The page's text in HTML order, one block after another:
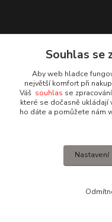
Irena Dvořáková
+420 732 595 975
obchod@vruty-roman-
Souhlas se
Aby web hladce
největší komfort při
Váš souhlas se
které se dočasně ukládají
ho dáte a pomůžete nám
Nastavení